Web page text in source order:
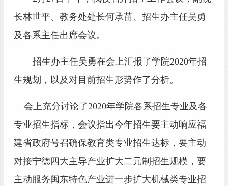
长林世平、教务处处长何承苗、招生办主任吴勇
及各系主任出席会议。
招生办主任吴勇在会上汇报了学院2020年招
生规划，以及对目前招生形势作了分析。
会上充分讨论了2020年学院各系招生专业及各
专业招生指标，会议指出今年招生要主动响应福
建省政府号召确保教育类专业招生达标，要主动
对接宁德四大主导产业扩大二元制招生规模，要
主动服务闽东特色产业进一步扩大机械类专业招